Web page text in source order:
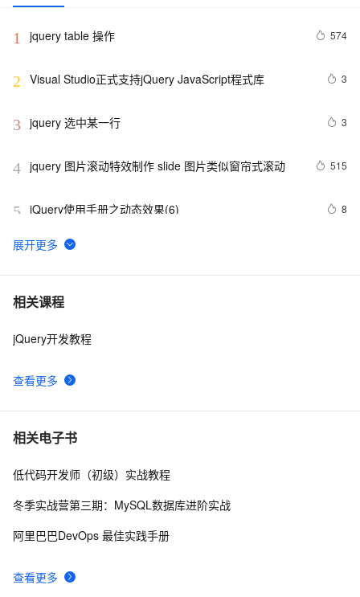
1 jquery table 操作 574
2 Visual Studio正式支持jQuery JavaScript程式库 3
3 jquery 选中某一行 3
4 jquery 图片滚动特效制作 slide 图片类似窗帘式滚动 515
5 jQuery使用手册之动态效果(6) 8
6
jQuery技术内幕：深入解析jQuery架构设计与实现原理.
7 jquery选择器大全
8 Jquery checkbox全选，反选，全不选实例
9 JQuery动画
10
相关课程
查看更多
jQuery开发教程
相关电子书
查看更多
低代码开发师（初级）实战教程
冬季实战营第三期：MySQL数据库进阶实战
阿里巴巴DevOps 最佳实践手册